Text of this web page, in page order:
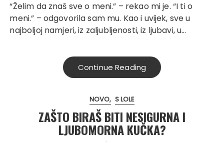
“Želim da znaš sve o meni.” – rekao mi je. “I ti o
meni.” – odgovorila sam mu. Kao i uvijek, sve u
najboljoj namjeri, iz zaljubljenosti, iz ljubavi, u…
Continue Reading
NOVO S LOLE
ZAŠTO BIRAŠ BITI NESIGURNA I
LJUBOMORNA KUČKA?